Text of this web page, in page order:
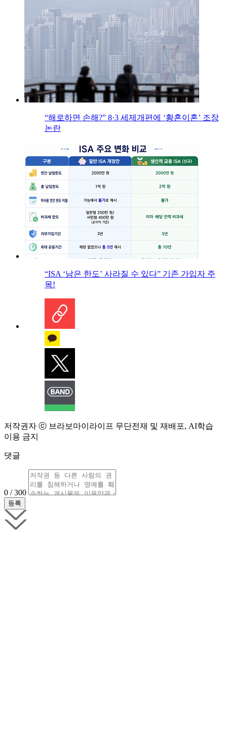
“해로하면 손해?” 8·3 세제개편에 ‘황혼이혼’ 조장
논란
“ISA ‘남은 한도’ 사라질 수 있다” 기존 가입자 주
목!
저작권자 ⓒ 브라보마이라이프 무단전재 및 재배포, AI학습
이용 금지
댓글
0 / 300